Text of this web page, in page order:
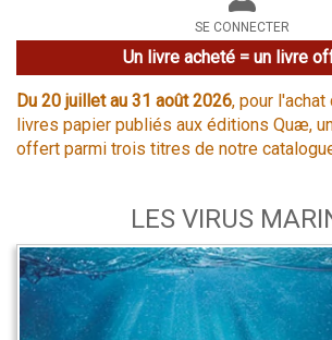
site
SE CONNECTER
Un livre acheté = un livre
Du 20 juillet au 31 août 2026, pour
livres papier publiés aux éditions Quæ,
offert parmi trois titres de notre
LES VIRUS